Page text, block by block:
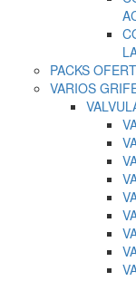
PACKS
VARIOS